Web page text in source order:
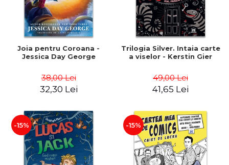
Joia pentru Coroana -
Jessica Day George
38,00 Lei
32,30 Lei
Trilogia Silver. Intaia carte
a viselor - Kerstin Gier
49,00 Lei
41,65 Lei
-15% -15%